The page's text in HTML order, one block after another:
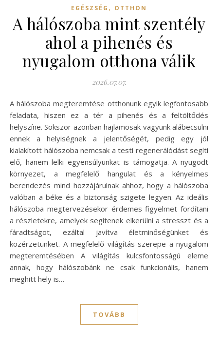
EGÉSZSÉG , OTTHON
A hálószoba mint szentély
ahol a pihenés és
nyugalom otthona válik
2026.07.07.
A hálószoba megteremtése otthonunk egyik legfontosabb
feladata, hiszen ez a tér a pihenés és a feltöltődés
helyszíne. Sokszor azonban hajlamosak vagyunk alábecsülni
ennek a helyiségnek a jelentőségét, pedig egy jól
kialakított hálószoba nemcsak a testi regenerálódást segíti
elő, hanem lelki egyensúlyunkat is támogatja. A nyugodt
környezet, a megfelelő hangulat és a kényelmes
berendezés mind hozzájárulnak ahhoz, hogy a hálószoba
valóban a béke és a biztonság szigete legyen. Az ideális
hálószoba megtervezésekor érdemes figyelmet fordítani
a részletekre, amelyek segítenek elkerülni a stresszt és a
fáradtságot, ezáltal javítva életminőségünket és
közérzetünket. A megfelelő világítás szerepe a nyugalom
megteremtésében A világítás kulcsfontosságú eleme
annak, hogy hálószobánk ne csak funkcionális, hanem
meghitt hely is…
TOVÁBB